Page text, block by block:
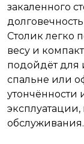
закаленного
Столик легко
весу и
подойдёт для
спальне или
утончённости
эксплуатации,
обслуживания.